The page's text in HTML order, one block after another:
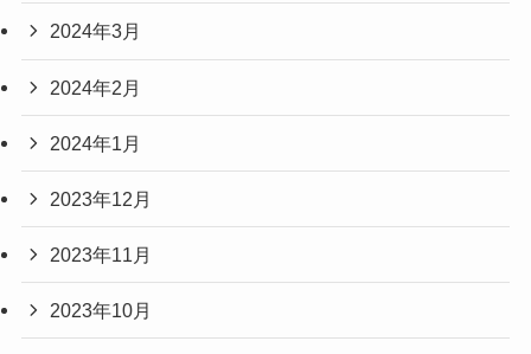
2024年3月
2024年2月
2024年1月
2023年12月
2023年11月
2023年10月